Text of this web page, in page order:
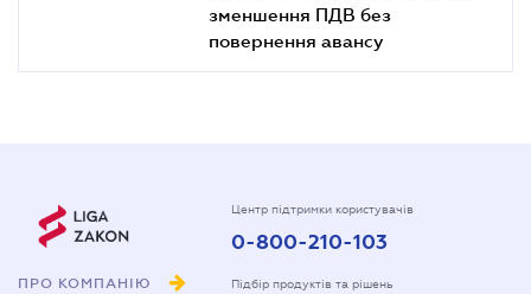
зменшення ПДВ без
повернення авансу
ПРО КОМПАНІЮ
Центр підтримки користувачів
0-800-210-103
Підбір продуктів та рішень